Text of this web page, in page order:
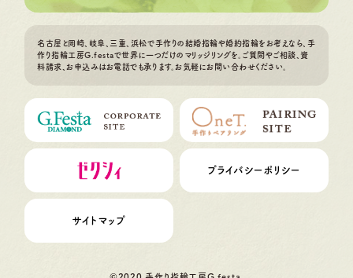
名古屋と岡崎、岐阜、三重、浜松で手作りの結婚指輪や婚約指輪をお考えなら、手
作り指輪工房G.festaで世界に一つだけのマリッジリングを。ご質問やご相談、資
料請求、お申込みはお電話でも承ります。お気軽にお問い合わせください。
プライバシーポリシー
サイトマップ